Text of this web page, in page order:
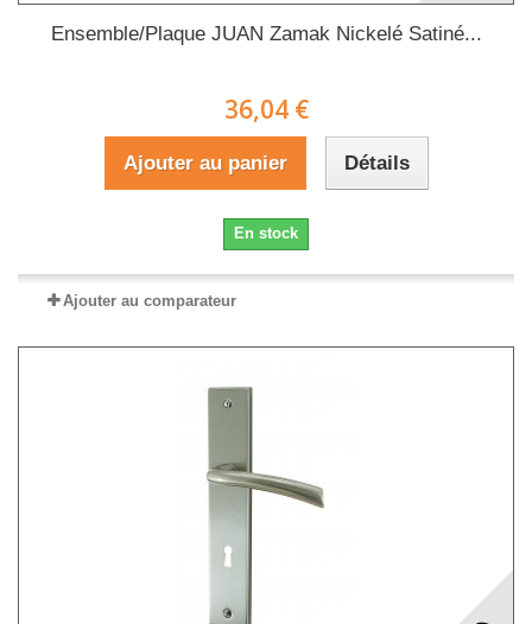
Ensemble/Plaque JUAN Zamak Nickelé Satiné...
36,04 €
Ajouter au panier Détails
En stock
Ajouter au comparateur